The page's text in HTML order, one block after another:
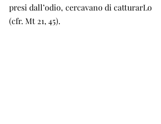
presi dall’odio, cercavano di catturarLo
(cfr. Mt 21, 45).